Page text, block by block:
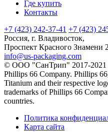
Где купить
Контакты
+7 (423) 242-37-41 +7 (423)
Россия, г. Владивосток,
Проспект Красного Знамени
info@us-packaging.com
© ООО "СанТрип" 2017-2021
Phillips 66 Company. Phillips
Titanium and their respective
trademarks of Phillips 66
countries.
Политика
Карта сайта